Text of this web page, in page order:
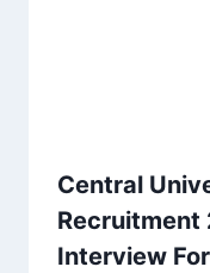
Central
Recruitment
Interview